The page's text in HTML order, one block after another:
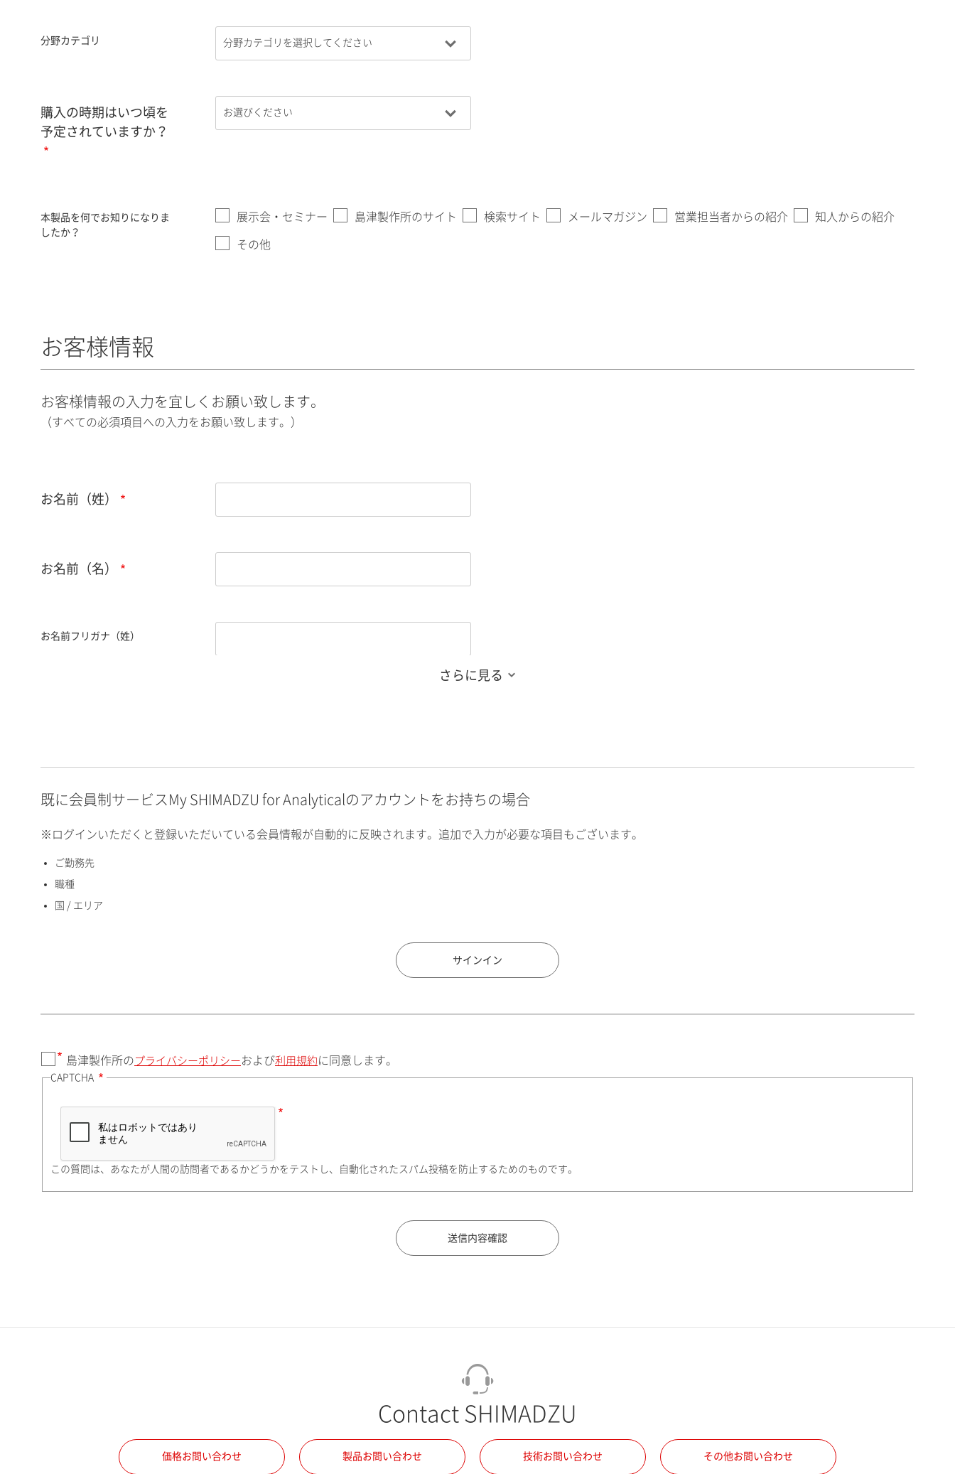
分野カテゴリ
購入の時期はいつ頃を
予定されていますか？
本製品を何でお知りになりま
したか？
展示会・セミナー 島津製作所のサイト 検索サイト メールマガジン 営業担当者からの紹介 知人からの紹介
その他
お客様情報
お客様情報の入力を宜しくお願い致します。
（すべての必須項目への入力をお願い致します。）
お名前（姓）
お名前（名）
お名前フリガナ（姓）
英数）
国 / エリア
住所検索
町名・番地（勤務先）
さらに見る
既に会員制サービスMy SHIMADZU for Analyticalのアカウントをお持ちの場合
※ログインいただくと登録いただいている会員情報が自動的に反映されます。追加で入力が必要な項目もございます。
ご勤務先
職種
国 / エリア
サインイン
島津製作所の プライバシーポリシー および利用規約 に同意します。
CAPTCHA
この質問は、あなたが人間の訪問者であるかどうかをテストし、自動化されたスパム投稿を防止するためのものです。
Contact SHIMADZU
価格お問い合わせ 製品お問い合わせ 技術お問い合わせ その他お問い合わせ